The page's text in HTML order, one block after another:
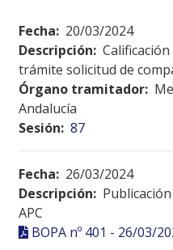
Fecha: 20/03/2024
Descripción:
trámite solicitud de
Órgano tramitador:
Andalucía
Sesión: 87
Fecha: 26/03/2024
Descripción:
APC
BOPA nº 401 - 26/03/